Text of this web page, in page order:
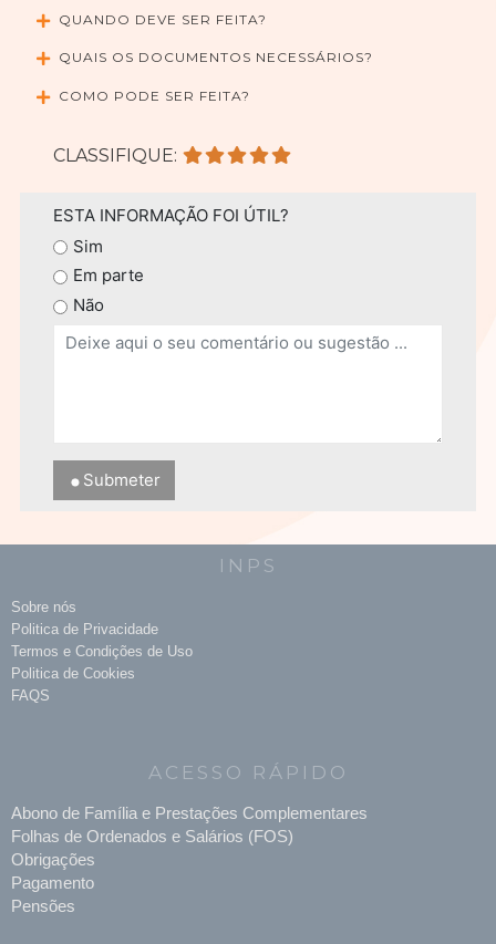
QUANDO DEVE SER FEITA?
QUAIS OS DOCUMENTOS NECESSÁRIOS?
COMO PODE SER FEITA?
CLASSIFIQUE:
ESTA INFORMAÇÃO FOI ÚTIL?
Sim
Em parte
Não
Submeter
INPS
Sobre nós
Politica de Privacidade
Termos e Condições de Uso
Politica de Cookies
FAQS
ACESSO RÁPIDO
Abono de Família e Prestações Complementares
Folhas de Ordenados e Salários (FOS)
Obrigações
Pagamento
Pensões